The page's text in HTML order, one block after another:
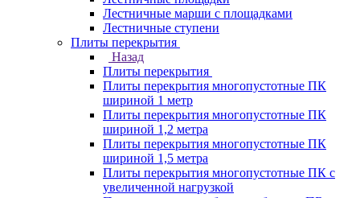
Лестничные марши с площадками
Лестничные ступени
Плиты перекрытия
Назад
Плиты перекрытия
Плиты перекрытия многопустотные ПК
шириной 1 метр
Плиты перекрытия многопустотные ПК
шириной 1,2 метра
Плиты перекрытия многопустотные ПК
шириной 1,5 метра
Плиты перекрытия многопустотные ПК с
увеличенной нагрузкой